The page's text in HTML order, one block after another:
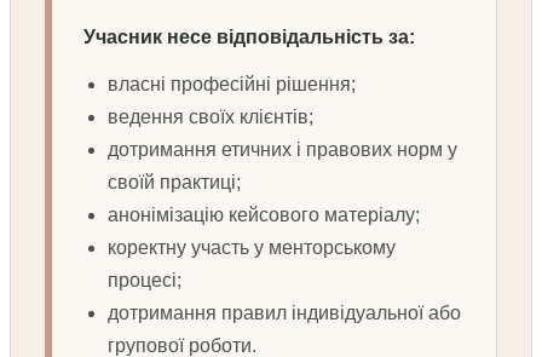
Учасник несе відповідальність за:
власні професійні рішення;
ведення своїх клієнтів;
дотримання етичних і правових норм у
своїй практиці;
анонімізацію кейсового матеріалу;
коректну участь у менторському
процесі;
дотримання правил індивідуальної або
групової роботи.